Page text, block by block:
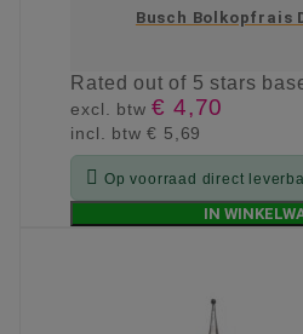
Busch Bolkopfrais
Ratedout of 5 stars
excl. btw€ 4,70
incl. btw€ 5,69
 Op voorraad direct
IN